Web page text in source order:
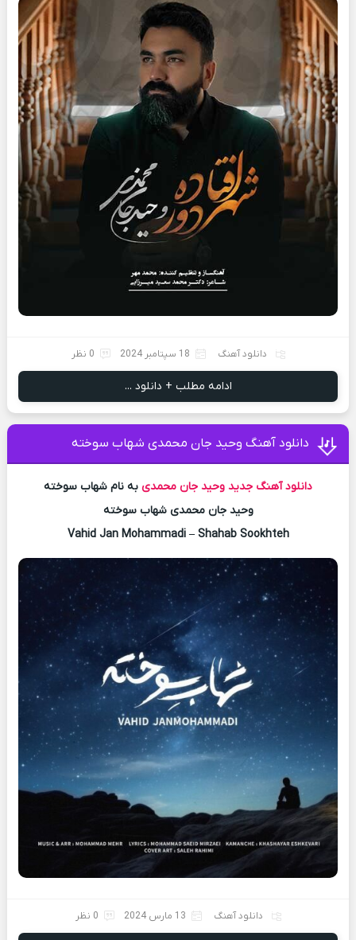
دانلود آهنگ 18 سپتامبر 2024 0 نظر
ادامه مطلب + دانلود ...
دانلود آهنگ وحید جان محمدی شهاب سوخته
دانلود آهنگ جدید وحید جان محمدی به نام شهاب سوخته
وحید جان محمدی شهاب سوخته
Vahid Jan Mohammadi – Shahab Sookhteh
دانلود آهنگ 13 مارس 2024 0 نظر